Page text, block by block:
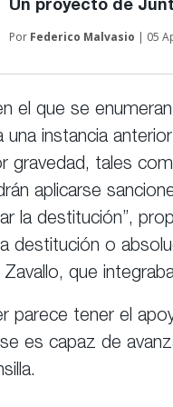
Un proyecto de
Por Federico Malvasio | 05
el que se
una instancia
gravedad, tales
aplicarse
la destitución”,
destitución o
que
parece tener el
es capaz de